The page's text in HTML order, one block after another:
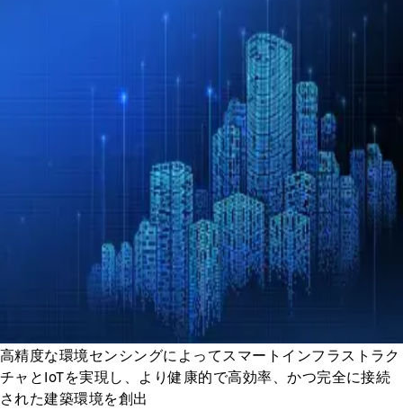
高精度な環境センシングによってスマートインフラストラク
チャとIoTを実現し、より健康的で高効率、かつ完全に接続
された建築環境を創出